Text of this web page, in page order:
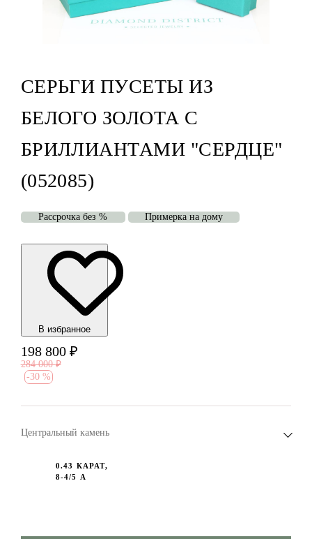
СЕРЬГИ ПУСЕТЫ ИЗ
БЕЛОГО ЗОЛОТА С
БРИЛЛИАНТАМИ "СЕРДЦЕ"
(052085)
Рассрочка без % Примерка на дому
В избранноe
198 800 ₽
284 000 ₽
-30 %
Центральный камень
0.43 КАРАТ,
8-4/5 А